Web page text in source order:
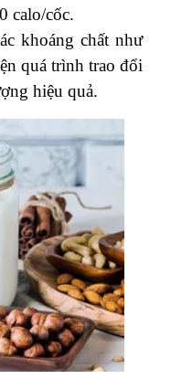
calo/cốc.
khoáng chất như
quá trình trao đổi
hiệu quả.